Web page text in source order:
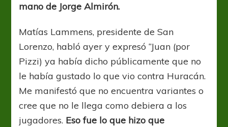
mano de Jorge Almirón.
Matías Lammens, presidente de San
Lorenzo, habló ayer y expresó “Juan (por
Pizzi) ya había dicho públicamente que no
le había gustado lo que vio contra Huracán.
Me manifestó que no encuentra variantes o
cree que no le llega como debiera a los
jugadores. Eso fue lo que hizo que